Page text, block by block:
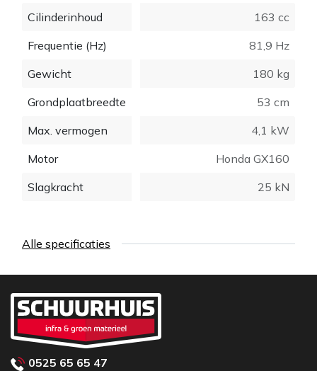
Cilinderinhoud
163 cc
Frequentie (Hz)
81,9 Hz
Gewicht
180 kg
Grondplaatbreedte
53 cm
Max. vermogen
4,1 kW
Motor
Honda GX160
Slagkracht
25 kN
Alle specificaties
0525 65 65 47